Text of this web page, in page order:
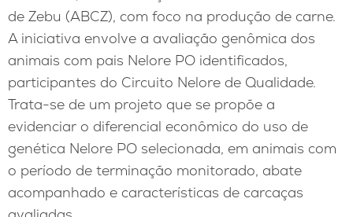
de Zebu (ABCZ), com foco na produção de carne.
A iniciativa envolve a avaliação genômica dos
animais com pais Nelore PO identificados,
participantes do Circuito Nelore de Qualidade.
Trata-se de um projeto que se propõe a
evidenciar o diferencial econômico do uso de
genética Nelore PO selecionada, em animais com
o período de terminação monitorado, abate
acompanhado e características de carcaças